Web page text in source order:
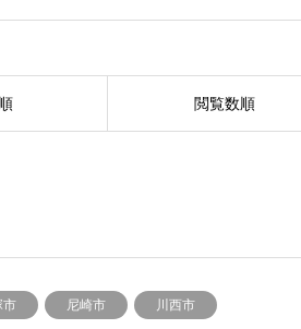
閲覧数順
市 尼崎市 川西市